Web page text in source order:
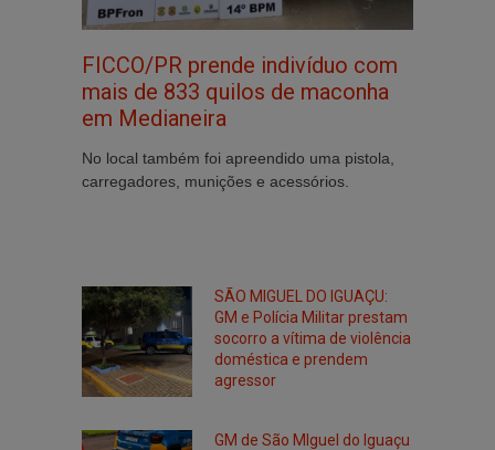
FICCO/PR prende indivíduo com
mais de 833 quilos de maconha
em Medianeira
No local também foi apreendido uma pistola,
carregadores, munições e acessórios.
SÃO MIGUEL DO IGUAÇU:
GM e Polícia Militar prestam
socorro a vítima de violência
doméstica e prendem
agressor
GM de São MIguel do Iguaçu